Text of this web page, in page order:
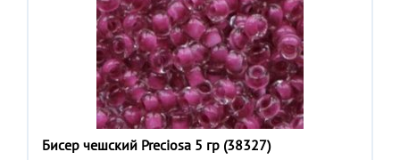
Бисер чешский Preciosa 5 гр (38327)